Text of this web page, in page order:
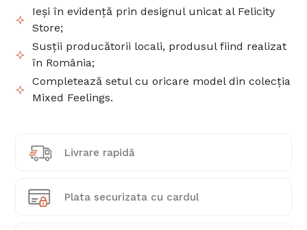
Ieși în evidență prin designul unicat al Felicity
Store;
Susții producătorii locali, produsul fiind realizat
în România;
Completează setul cu oricare model din colecția
Mixed Feelings.
Livrare rapidă
Plata securizata cu cardul